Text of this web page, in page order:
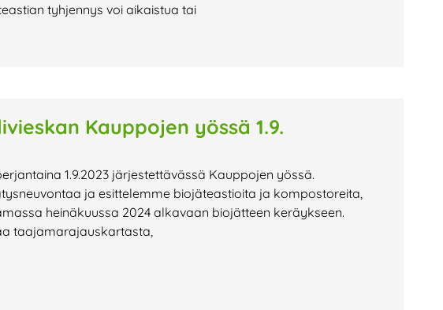
tyhjennys voi aikaistua tai
Kauppojen yössä 1.9.
1.9.2023 järjestettävässä Kauppojen yössä.
ja esittelemme biojäteastioita ja kompostoreita,
heinäkuussa 2024 alkavaan biojätteen keräykseen.
taajamarajauskartasta,